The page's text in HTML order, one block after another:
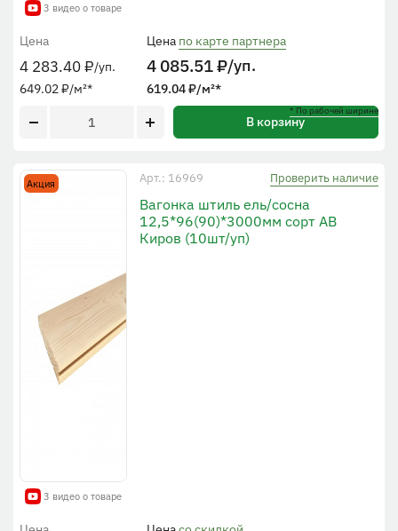
3 видео о товаре
Цена
4 283.40₽/уп.
649.02₽/м²*
Цена по карте партнера
4 085.51₽/уп.
619.04₽/м²*
* По рабочей ширине
В корзину
Акция
3 видео о товаре
Арт.: 16969 Проверить наличие
Вагонка штиль ель/сосна
12,5*96(90)*3000мм сорт АВ
Киров (10шт/уп)